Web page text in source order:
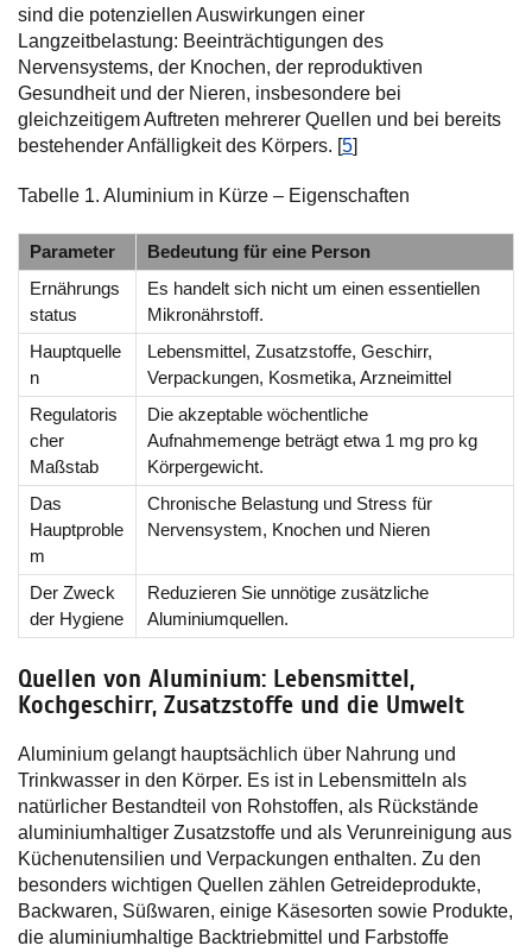
sind die potenziellen Auswirkungen einer
Langzeitbelastung: Beeinträchtigungen des
Nervensystems, der Knochen, der reproduktiven
Gesundheit und der Nieren, insbesondere bei
gleichzeitigem Auftreten mehrerer Quellen und bei bereits
bestehender Anfälligkeit des Körpers. [5]
Tabelle 1. Aluminium in Kürze – Eigenschaften
Parameter
Bedeutung für eine Person
Ernährungs
status
Es handelt sich nicht um einen essentiellen
Mikronährstoff.
Hauptquelle
n
Lebensmittel, Zusatzstoffe, Geschirr,
Verpackungen, Kosmetika, Arzneimittel
Regulatoris
cher
Maßstab
Die akzeptable wöchentliche
Aufnahmemenge beträgt etwa 1 mg pro kg
Körpergewicht.
Das
Hauptproble
m
Chronische Belastung und Stress für
Nervensystem, Knochen und Nieren
Der Zweck
der Hygiene
Reduzieren Sie unnötige zusätzliche
Aluminiumquellen.
Quellen von Aluminium: Lebensmittel,
Kochgeschirr, Zusatzstoffe und die Umwelt
Aluminium gelangt hauptsächlich über Nahrung und
Trinkwasser in den Körper. Es ist in Lebensmitteln als
natürlicher Bestandteil von Rohstoffen, als Rückstände
aluminiumhaltiger Zusatzstoffe und als Verunreinigung aus
Küchenutensilien und Verpackungen enthalten. Zu den
besonders wichtigen Quellen zählen Getreideprodukte,
Backwaren, Süßwaren, einige Käsesorten sowie Produkte,
die aluminiumhaltige Backtriebmittel und Farbstoffe